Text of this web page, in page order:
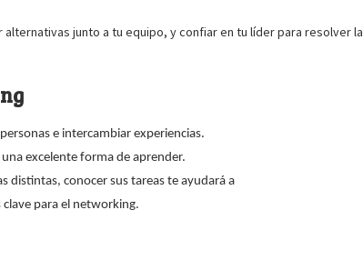
junto a tu equipo, y confiar en tu líder para resolver la
e intercambiar experiencias.
excelente forma de aprender.
distintas, conocer sus tareas te ayudará a
clave para el networking.